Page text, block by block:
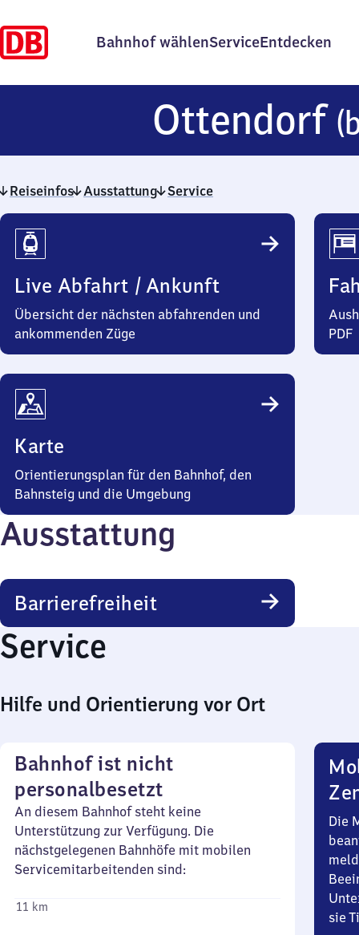
Bahnhof wählenServiceEntdecken
Ottendorf
Reiseinfos Ausstattung Service
Reiseinfos
Live Abfahrt / Ankunft
Übersicht der nächsten abfahrenden und
ankommenden Züge
PDF
Karte
Orientierungsplan für den Bahnhof, den
Bahnsteig und die Umgebung
Ausstattung
Barrierefreiheit
Service
Hilfe und Orientierung vor Ort
Bahnhof ist nicht
personalbesetzt
An diesem Bahnhof steht keine
Unterstützung zur Verfügung. Die
nächstgelegenen Bahnhöfe mit mobilen
Servicemitarbeitenden sind:
11 km
Die
sie